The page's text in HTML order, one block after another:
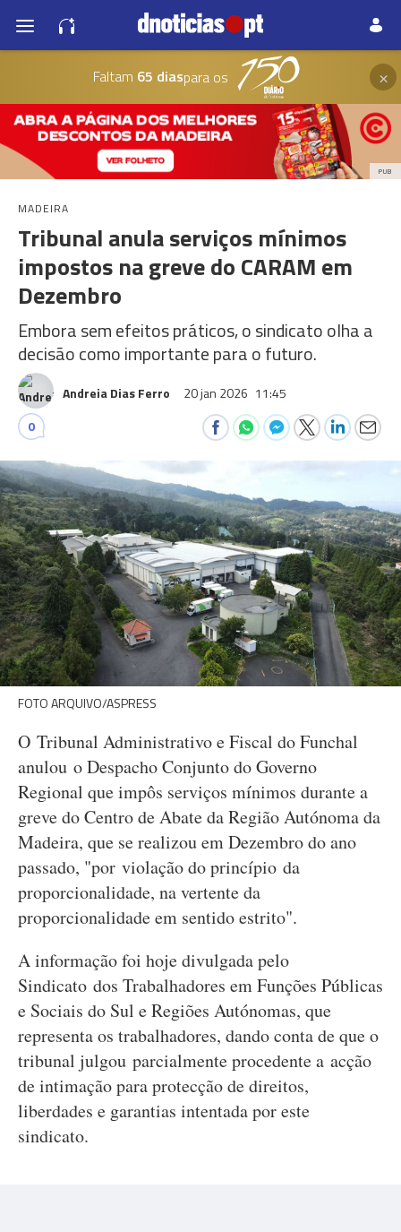
Faltam 65 diaspara os ×
PUB
MADEIRA
Tribunal anula serviços mínimos
impostos na greve do CARAM em
Dezembro
Embora sem efeitos práticos, o sindicato olha a
decisão como importante para o futuro.
Andreia Dias Ferro 20 jan 2026 11:45
0
FOTO ARQUIVO/ASPRESS
O Tribunal Administrativo e Fiscal do Funchal
anulou o Despacho Conjunto do Governo
Regional que impôs serviços mínimos durante a
greve do Centro de Abate da Região Autónoma da
Madeira, que se realizou em Dezembro do ano
passado, "por violação do princípio da
proporcionalidade, na vertente da
proporcionalidade em sentido estrito".
A informação foi hoje divulgada pelo
Sindicato dos Trabalhadores em Funções Públicas
e Sociais do Sul e Regiões Autónomas, que
representa os trabalhadores, dando conta de que o
tribunal julgou parcialmente procedente a acção
de intimação para protecção de direitos,
liberdades e garantias intentada por este
sindicato.